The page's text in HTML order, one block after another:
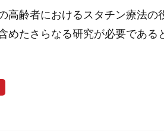
高齢者におけるスタチン療法の
たさらなる研究が必要である